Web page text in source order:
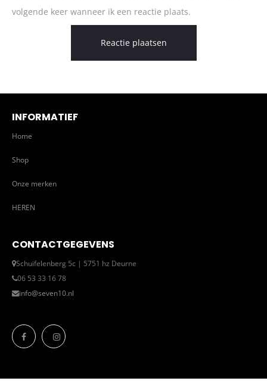
volgende keer wanneer ik een reactie plaats.
INFORMATIEF
Home
Shop
Onze merken
HEREN
CONTACTGEGEVENS
Schuifelenberg 5c | 5751 hz Deurne
06 53 33 16 78
info@seven10.nl